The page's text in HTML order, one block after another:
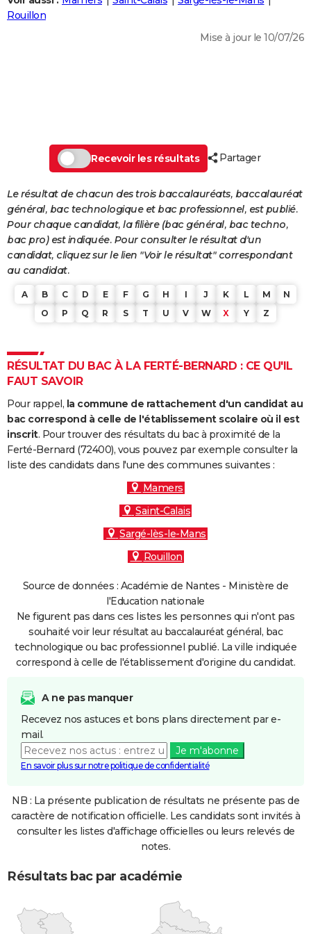
Destinations
City break
Voyage nature
Voyage de noces
Forum
Climat
+
PHOTO
Dictionnaire
PROGRAMME TV
S'inscrire
Se connecter
Lycées
Collèges
Primaires
Universités
Entreprises
Service militaire
Avis de recherche
AVIS DE DÉCÈS
FORUM
Bricolage
Lifestyle
Culture
Sport
Auto
Television
Voyage
Cinema
Rouillon
Mise à jour le 10/07/26
Recevoir les résultats Partager
Le résultat de chacun des trois baccalauréats, baccalauréat
général, bac technologique et bac professionnel, est publié.
Pour chaque candidat, la filière (bac général, bac techno,
bac pro) est indiquée. Pour consulter le résultat d'un
candidat, cliquez sur le lien "Voir le résultat" correspondant
au candidat.
A B C D E F G H I J K L M
N
O
P Q R S T U V W X Y Z
RÉSULTAT DU BAC À LA FERTÉ-BERNARD : CE QU'IL
FAUT SAVOIR
Pour rappel, la commune de rattachement d'un candidat au
bac correspond à celle de l'établissement scolaire où il est
inscrit. Pour trouver des résultats du bac à proximité de la
Ferté-Bernard (72400), vous pouvez par exemple consulter la
liste des candidats dans l'une des communes suivantes :
Mamers
Saint-Calais
Sargé-lès-le-Mans
Rouillon
Source de données : Académie de Nantes - Ministère de
l'Education nationale
Ne figurent pas dans ces listes les personnes qui n'ont pas
souhaité voir leur résultat au baccalauréat général, bac
technologique ou bac professionnel publié. La ville indiquée
correspond à celle de l'établissement d'origine du candidat.
A ne pas manquer
Recevez nos astuces et bons plans directement par e-
mail.
Je m'abonne
En savoir plus sur notre politique de confidentialité
NB : La présente publication de résultats ne présente pas de
caractère de notification officielle. Les candidats sont invités à
consulter les listes d'affichage officielles ou leurs relevés de
notes.
Résultats bac par académie